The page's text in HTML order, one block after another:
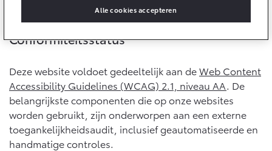
HYBRIDE
Vanaf € 39.995,-
OOK ALS PLUG-IN
Vanaf € 36.495,-
Toyota fabrieksgarantie
Onderdelen
Accessoires
Banden
Energie en slim laden
Toyota Autoverzekering
Toyota Hybride Autoverzekering
Bedrijfswagens
Financieren of leasen
Verzekeren
Conformiteitsstatus
Deze website voldoet gedeeltelijk aan deWeb Content
Accessibility Guidelines (WCAG) 2.1, niveau AA. De
belangrijkste componenten die op onze websites
worden gebruikt, zijn onderworpen aan een externe
toegankelijkheidsaudit, inclusief geautomatiseerde en
handmatige controles.
Alle cookies accepteren